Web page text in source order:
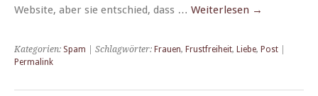
Web­site, aber sie entsch­ied, dass … Weit­er­lesen →
Kategorien: Spam | Schlagwörter: Frauen, Frustfreiheit, Liebe, Post
Permalink